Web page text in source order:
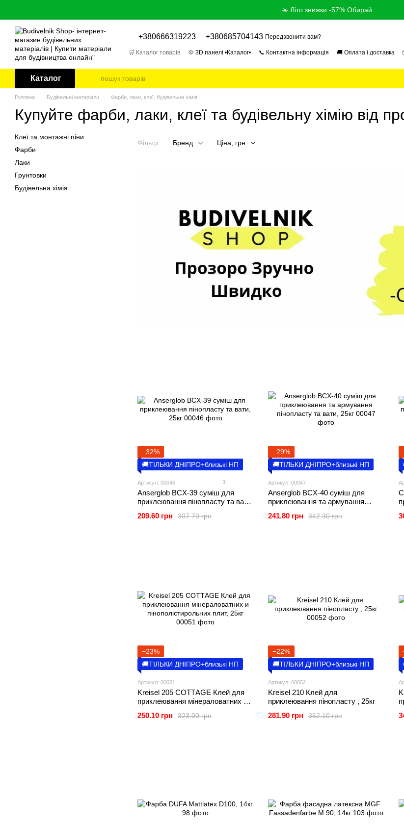
☀️ Літо знижки -57% Обирай...
+380666319223 +380685704143 Передзвонити вам?
🛒 Каталог товарів 💠 3D панелі •Каталог• 📞 Контактна інформація 🚚 Оплата і доставка
Каталог
Головна Будівельні матеріали Фарби, лаки, клеї, будівельна хімія
Купуйте фарби, лаки, клеї та будівельну хімію від
Фільтр Бренд Ціна, грн
−32%
🚚ТІЛЬКИ ДНІПРО+близькі НП
Артикул: 00046 3
Anserglob BCХ-39 суміш для
приклеювання пінопласту та вати,
307.70 грн
209.60 грн
−29%
🚚ТІЛЬКИ ДНІПРО+близькі НП
Артикул: 00047
Anserglob BCХ-40 суміш для
приклеювання та армування
342.30 грн
241.80 грн
−23%
🚚ТІЛЬКИ ДНІПРО+близькі НП
Артикул: 00051
Kreisel 205 СОТТAGE Клей для
приклеювання мінераловатних и
323.00 грн
250.10 грн
−22%
🚚ТІЛЬКИ ДНІПРО+близькі НП
Артикул: 00052
Kreisel 210 Клей для
приклеювання пінопласту , 25кг
362.10 грн
281.90 грн
Клеї та монтажні піни
Фарби
Лаки
Грунтовки
Будівельна хімія